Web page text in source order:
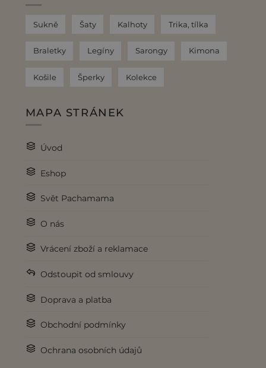
Sukně Šaty Kalhoty Trika, tílka
Braletky Legíny Sarongy Kimona
Košile Šperky Kolekce
MAPA STRÁNEK
Úvod
Eshop
Svět Pachamama
O nás
Vrácení zboží a reklamace
Odstoupit od smlouvy
Doprava a platba
Obchodní podmínky
Ochrana osobních údajů